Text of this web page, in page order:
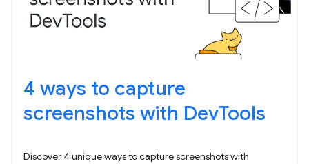
4 ways to capture
screenshots with DevTools
Discover 4 unique ways to capture screenshots with